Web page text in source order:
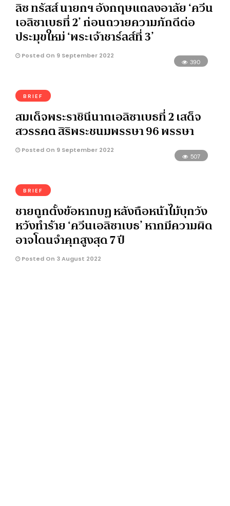
ลิซ ทรัสส์ นายกฯ อังกฤษแถลงอาลัย ‘ควีน
เอลิซาเบธที่ 2’ ก่อนถวายความภักดีต่อ
ประมุขใหม่ ‘พระเจ้าชาร์ลส์ที่ 3’
Posted On 9 September 2022
390
BRIEF
สมเด็จพระราชินีนาถเอลิซาเบธที่ 2 เสด็จ
สวรรคต สิริพระชนมพรรษา 96 พรรษา
Posted On 9 September 2022
507
BRIEF
ชายถูกตั้งข้อหากบฏ หลังถือหน้าไม้บุกวัง
หวังทำร้าย ‘ควีนเอลิซาเบธ’ หากมีความผิด
อาจโดนจำคุกสูงสุด 7 ปี
Posted On 3 August 2022